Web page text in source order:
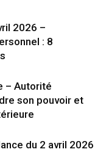
2026 –
: 8
– Autorité
son pouvoir et
du 2 avril 2026